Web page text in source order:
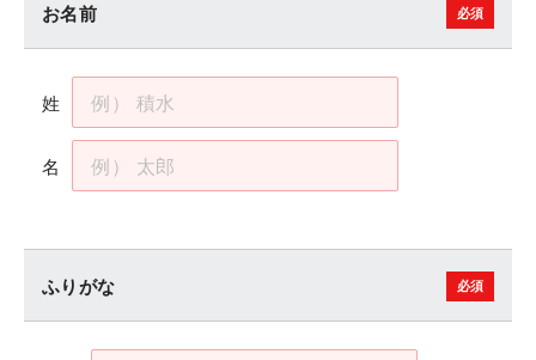
お名前
姓
名
ふりがな